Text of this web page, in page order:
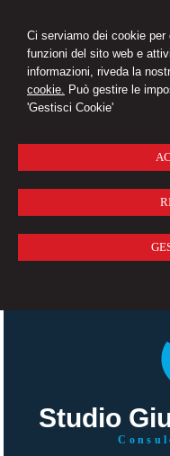
Ci serviamo dei cookie
funzioni del sito web e
informazioni, riveda la
cookie. Può gestire le
'Gestisci Cookie'
Studio